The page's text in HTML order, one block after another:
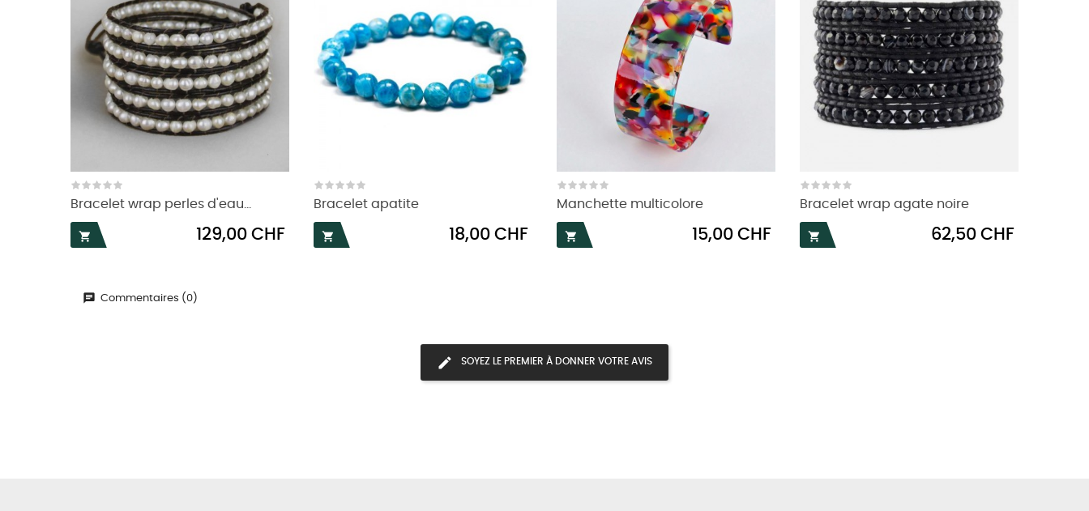
Bracelet wrap perles d'eau...

Prix
129,00 CHF
Bracelet apatite

Prix
18,00 CHF
Manchette multicolore

Prix
15,00 CHF
Bracelet wrap agate noire

Prix
62,50 CHF
Commentaires (0)
SOYEZ LE PREMIER À DONNER VOTRE AVIS